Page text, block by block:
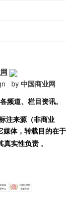
by中国商业网
各频道、栏目资讯。
注来源（非商业
媒体，转载目的在于
真实性负责 。